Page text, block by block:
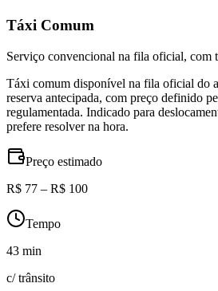
Táxi Comum
Serviço convencional na fila oficial, com
Táxi comum disponível na fila oficial do
reserva antecipada, com preço definido
regulamentada. Indicado para
prefere resolver na hora.
Preço estimado
R$ 77 – R$ 100
Tempo
43 min
c/ trânsito